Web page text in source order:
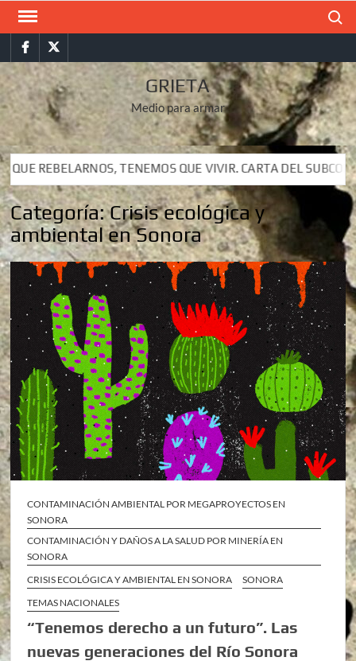
Saltar
contenidoFacebookTwitter
GRIETA
Medio para armar
VIVIR. CARTA DEL SUBCOMANDANTE INSURGENTE MOISÉS
VIVIR. CARTA DEL SUBCOMANDANTE INSURGENTE MOISÉS
Categoría:Crisis ecológica y
ambiental en Sonora
CONTAMINACIÓN AMBIENTAL POR MEGAPROYECTOS EN
SONORA
CONTAMINACIÓN Y DAÑOS A LA SALUD POR MINERÍA EN
SONORA
CRISIS ECOLÓGICA Y AMBIENTAL EN SONORA
SONORA
TEMAS NACIONALES
“Tenemos derecho a un futuro”. Las
nuevas generaciones del Río Sonora